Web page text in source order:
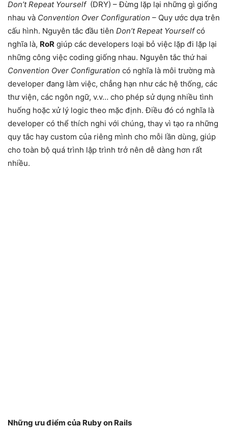
Don’t Repeat Yourself (DRY) – Đừng lặp lại những gì giống
nhau và Convention Over Configuration – Quy ước dựa trên
cấu hình. Nguyên tắc đầu tiên Don’t Repeat Yourselfcó
nghĩa là, RoR giúp các developers loại bỏ việc lặp đi lặp lại
những công việc coding giống nhau. Nguyên tắc thứ hai
Convention Over Configuration có nghĩa là môi trường mà
developer đang làm việc, chẳng hạn như các hệ thống, các
thư viện, các ngôn ngữ, v.v… cho phép sử dụng nhiều tình
huống hoặc xử lý logic theo mặc định. Điều đó có nghĩa là
developer có thể thích nghi với chúng, thay vì tạo ra những
quy tắc hay custom của riêng mình cho mỗi lần dùng, giúp
cho toàn bộ quá trình lập trình trở nên dễ dàng hơn rất
nhiều.
Những ưu điểm của Ruby on Rails